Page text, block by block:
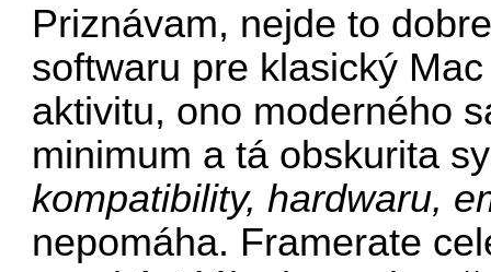
Priznávam, nejde to
softwaru pre klasický
aktivitu, ono moderného
minimum a tá obskurita
kompatibility, hardwaru,
nepomáha. Framerate